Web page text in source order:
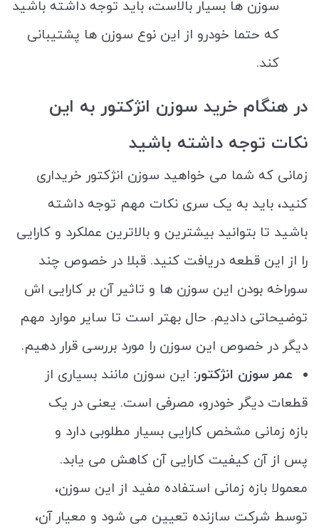
سوزن ها بسیار بالاست، باید توجه داشته باشید
که حتما خودرو از این نوع سوزن ها پشتیبانی
کند.
در هنگام خرید سوزن انژکتور به این
نکات توجه داشته باشید
زمانی که شما می خواهید سوزن انژکتور خریداری
کنید، باید به یک سری نکات مهم توجه داشته
باشید تا بتوانید بیشترین و بالاترین عملکرد و کارایی
را از این قطعه دریافت کنید. قبلا در خصوص چند
سوراخه بودن این سوزن ها و تاثیر آن بر کارایی اش
توضیحاتی دادیم. حال بهتر است تا سایر موارد مهم
دیگر در خصوص این سوزن را مورد بررسی قرار دهیم.
عمر سوزن انژکتور: این سوزن مانند بسیاری از
قطعات دیگر خودرو، مصرفی است. یعنی در یک
بازه زمانی مشخص کارایی بسیار مطلوبی دارد و
پس از آن کیفیت کارایی آن کاهش می یابد.
معمولا بازه زمانی استفاده مفید از این سوزن،
توسط شرکت سازنده تعیین می شود و معیار آن،